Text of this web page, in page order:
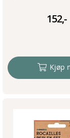
152,-
Kjøp